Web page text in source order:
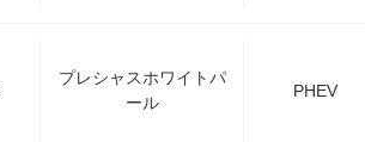
プレシャスホワイトパ
ール
PHEV